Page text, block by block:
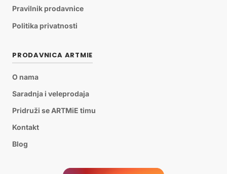
Pravilnik prodavnice
Politika privatnosti
PRODAVNICA ARTMIE
O nama
Saradnja i veleprodaja
Pridruži se ARTMiE timu
Kontakt
Blog